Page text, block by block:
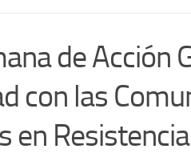
de Acción
con las
en Resistencia